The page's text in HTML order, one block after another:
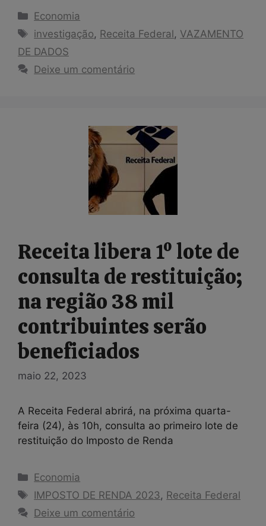
Categorias
Economia
Tags
investigação, Receita Federal, VAZAMENTO
DE DADOS
Deixe um comentário
Receita libera 1º lote de
consulta de restituição;
na região 38 mil
contribuintes serão
beneficiados
maio 22, 2023
A Receita Federal abrirá, na próxima quarta-
feira (24), às 10h, consulta ao primeiro lote de
restituição do Imposto de Renda
Categorias
Economia
Tags
IMPOSTO DE RENDA 2023, Receita Federal
Deixe um comentário